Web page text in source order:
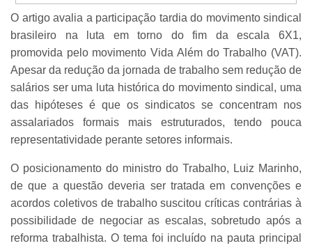
O artigo avalia a participação tardia do movimento sindical
brasileiro na luta em torno do fim da escala 6X1,
promovida pelo movimento Vida Além do Trabalho (VAT).
Apesar da redução da jornada de trabalho sem redução de
salários ser uma luta histórica do movimento sindical, uma
das hipóteses é que os sindicatos se concentram nos
assalariados formais mais estruturados, tendo pouca
representatividade perante setores informais.
O posicionamento do ministro do Trabalho, Luiz Marinho,
de que a questão deveria ser tratada em convenções e
acordos coletivos de trabalho suscitou críticas contrárias à
possibilidade de negociar as escalas, sobretudo após a
reforma trabalhista. O tema foi incluído na pauta principal